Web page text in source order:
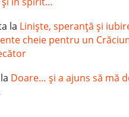
la Liniște, speranță și
cheie pentru un
la Doare… și a ajuns să mă